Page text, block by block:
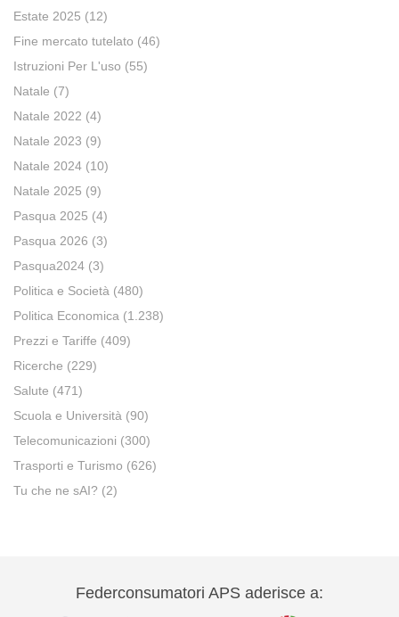
Estate 2025 (12)
Fine mercato tutelato (46)
Istruzioni Per L'uso (55)
Natale (7)
Natale 2022 (4)
Natale 2023 (9)
Natale 2024 (10)
Natale 2025 (9)
Pasqua 2025 (4)
Pasqua 2026 (3)
Pasqua2024 (3)
Politica e Società (480)
Politica Economica (1.238)
Prezzi e Tariffe (409)
Ricerche (229)
Salute (471)
Scuola e Università (90)
Telecomunicazioni (300)
Trasporti e Turismo (626)
Tu che ne sAI? (2)
Federconsumatori APS aderisce a: